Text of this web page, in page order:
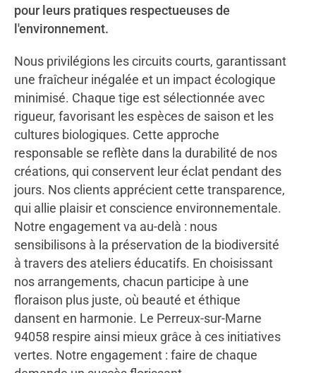
pour leurs pratiques respectueuses de
l'environnement.
Nous privilégions les circuits courts, garantissant
une fraîcheur inégalée et un impact écologique
minimisé. Chaque tige est sélectionnée avec
rigueur, favorisant les espèces de saison et les
cultures biologiques. Cette approche
responsable se reflète dans la durabilité de nos
créations, qui conservent leur éclat pendant des
jours. Nos clients apprécient cette transparence,
qui allie plaisir et conscience environnementale.
Notre engagement va au-delà : nous
sensibilisons à la préservation de la biodiversité
à travers des ateliers éducatifs. En choisissant
nos arrangements, chacun participe à une
floraison plus juste, où beauté et éthique
dansent en harmonie. Le Perreux-sur-Marne
94058 respire ainsi mieux grâce à ces initiatives
vertes. Notre engagement : faire de chaque